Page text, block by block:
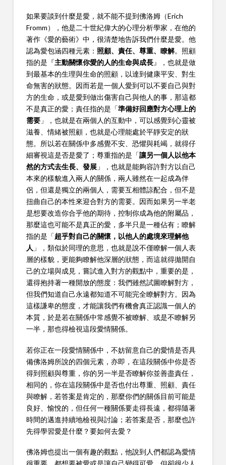
如果要談到什麼是愛，就不能不提到佛洛姆（Erich
Fromm），他是二十世紀偉大的心理分析學家，在他的
著作《愛的藝術》中，很清楚地告訴我們什麼是愛。他
認為愛包涵四種元素： 照顧、責任、尊重、瞭解。照顧
指的是『主動關懷你愛的人的生命與成長』，也就是做
到最基本的生理與生命的照顧，以達到健康平安、對生
命無害的狀態。因而若是一個人愛到可以不要自己與對
方的生命，或是愛到做出傷害自己與他人的事，那這都
不是真正的愛；責任指的是「準備好回應對方心理上的
需要」，也就是在兩個人的互動中，可以感覺到心靈被
滋養、情緒被照顧，也就是心理能處於平靜安定的狀
態。所以若在關係中多感覺不安、恐懼與耗竭，就得仔
細審視這是否是愛了；尊重指的是「讓另一個人以他本
然的方式去生長、發展」，也就是能夠容許對方以自己
本來的樣貌進入兩人的關係，兩人雖然在一起成為伴
侶，但還是獨立的兩個人，需要互相體諒配合，但不是
扭曲自己的本性來迎合對方的需要。因而如果另一半老
是想要改造你合乎他的期待，控制你成為他的附屬品，
那麼這也可能不是真正的愛，多半只是一種佔有；瞭解
指的是「超乎對自己的關懷，以他人的處境來理解他
人 」，類似於同理的意思，也就是說不僅瞭解一個人表
層的樣貌，更能夠瞭解他深層的狀態，而這就得拋開自
己的立場與成見，嘗試進入對方的觀點中，重要的是，
還得抱持著一種開放的態度：我們雖然試圖瞭解對方，
但我們知道自己永遠都知道不可能完全瞭解對方。因為
這樣謙卑的態度，才能讓我們有機會真正認識一個人的
本質，於是若在關係中常感覺不被瞭解、或是不瞭解另
一半，那也得檢視這段愛情關係。
若你正在一段愛情關係中，不妨留意自己的愛情是否具
備佛洛姆所說的四個元素，亦即，在這段關係中你是否
得到照顧與尊重，你的另一半是否瞭解你並善盡責任，
相同的，你在這段關係中是否也付出尊重、照顧、責任
與瞭解，若答案是肯定的，那麼你們的關係目前可能是
良好、愉悅的，但任何一種關係要走得長遠，都得隨著
時間的邁進持續地檢視與討論；若答案是否，那麼也許
先得學習愛是什麼？要如何去愛？
佛洛姆也提出一個有趣的觀點，他說到人們都認為愛情